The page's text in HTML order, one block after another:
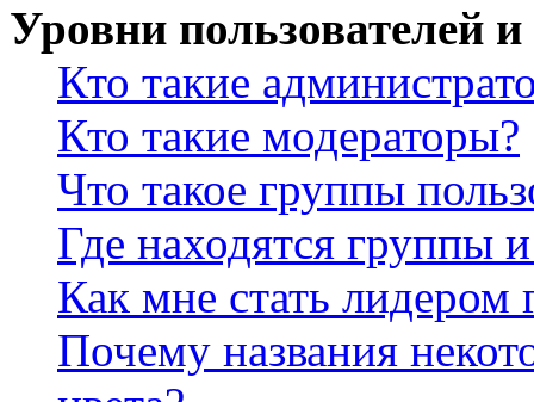
Уровни пользователей
Кто такие
Кто такие модераторы?
Что такое группы
Где находятся группы
Как мне стать лидером
Почему названия